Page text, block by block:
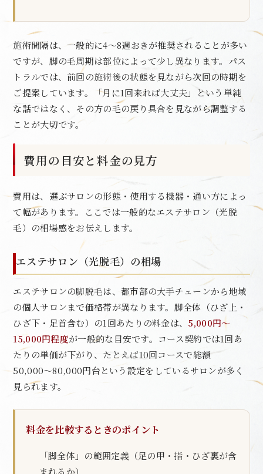
施術間隔は、一般的に4〜8週おきが推奨されることが多い
ですが、脚の毛周期は部位によって少し異なります。パス
トラルでは、前回の施術後の状態を見ながら次回の時期を
ご提案しています。「月に1回来れば大丈夫」という単純
な話ではなく、その方の毛の戻り具合を見ながら調整する
ことが大切です。
費用の目安と料金の見方
費用は、選ぶサロンの形態・使用する機器・通い方によっ
て幅があります。ここでは一般的なエステサロン（光脱
毛）の相場感をお伝えします。
エステサロン（光脱毛）の相場
エステサロンの脚脱毛は、都市部の大手チェーンから地域
の個人サロンまで価格帯が異なります。脚全体（ひざ上・
ひざ下・足首含む）の1回あたりの料金は、 5,000円〜
15,000円程度が一般的な目安です。コース契約では1回あ
たりの単価が下がり、たとえば10回コースで総額
50,000〜80,000円台という設定をしているサロンが多く
見られます。
料金を比較するときのポイント
「脚全体」の範囲定義（足の甲・指・ひざ裏が含
まれるか）